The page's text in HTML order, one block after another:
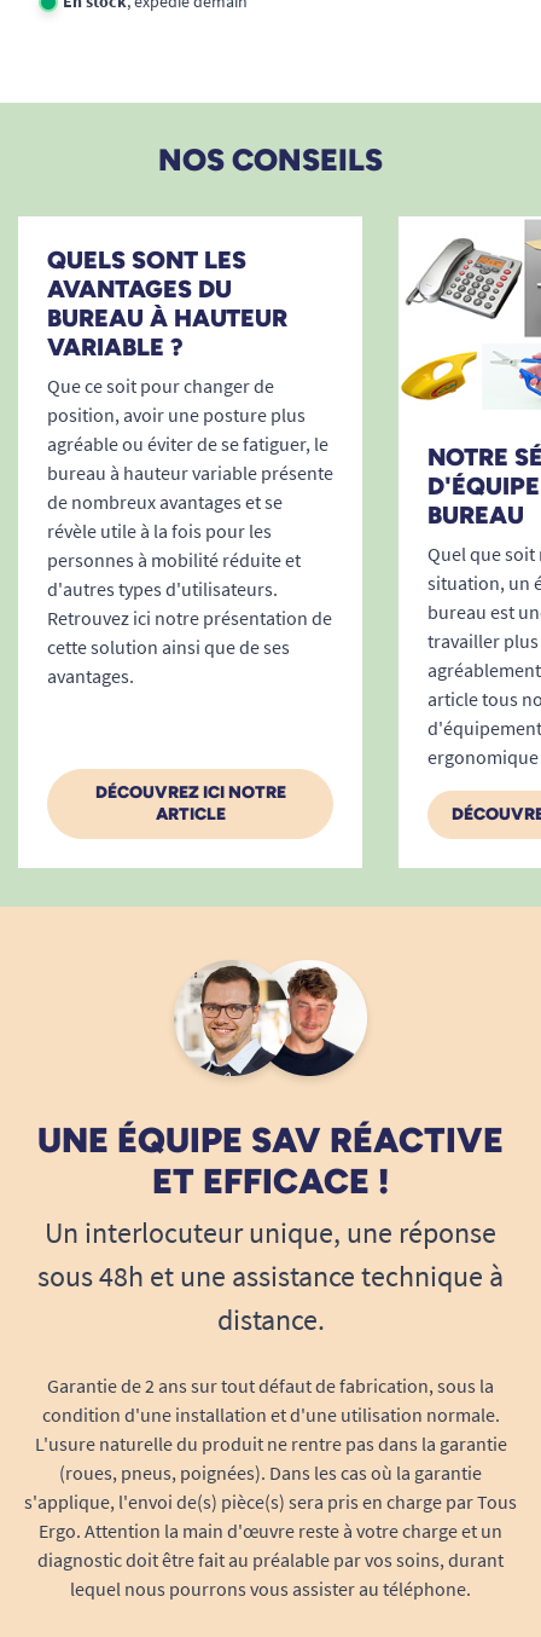
Voir nos bureaux ergonomiques
NOS CONSEILS
QUELS SONT LES
AVANTAGES DU
BUREAU À HAUTEUR
VARIABLE ?
Que ce soit pour changer de
position, avoir une posture plus
agréable ou éviter de se fatiguer, le
bureau à hauteur variable présente
de nombreux avantages et se
révèle utile à la fois pour les
personnes à mobilité réduite et
d'autres types d'utilisateurs.
Retrouvez ici notre présentation de
cette solution ainsi que de ses
avantages.
DÉCOUVREZ ICI NOTRE
ARTICLE
NOTRE
BUREAU
Quel que soit
situation, un
bureau est
travailler
article tous
UNE ÉQUIPE SAV RÉACTIVE
ET EFFICACE !
Un interlocuteur unique, une réponse
sous 48h et une assistance technique à
distance.
Garantie de 2 ans sur tout défaut de fabrication, sous la
condition d'une installation et d'une utilisation normale.
L'usure naturelle du produit ne rentre pas dans la garantie
(roues, pneus, poignées). Dans les cas où la garantie
s'applique, l'envoi de(s) pièce(s) sera pris en charge par Tous
Ergo. Attention la main d'œuvre reste à votre charge et un
diagnostic doit être fait au préalable par vos soins, durant
lequel nous pourrons vous assister au téléphone.